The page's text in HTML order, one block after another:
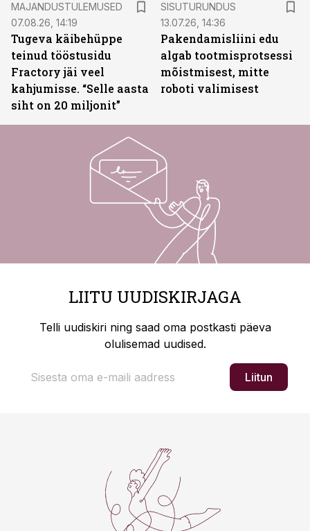
MAJANDUSTULEMUSED
07.08.26, 14:19
Tugeva käibehüppe
teinud tööstusidu
Fractory jäi veel
kahjumisse. “Selle aasta
siht on 20 miljonit”
SISUTURUNDUS
13.07.26, 14:36
Pakendamisliini edu
algab tootmisprotsessi
mõistmisest, mitte
roboti valimisest
LIITU UUDISKIRJAGA
Telli uudiskiri ning saad oma postkasti päeva
olulisemad uudised.
Liitun